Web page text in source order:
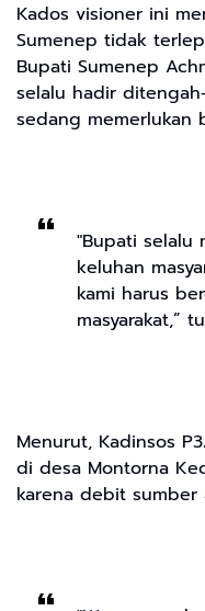
Kados visioner ini
Sumenep tidak
Bupati Sumenep
selalu hadir
sedang memerlukan
"Bupati selalu
keluhan
kami harus
masyarakat,”
Menurut, Kadinsos
di desa Montorna
karena debit sumber